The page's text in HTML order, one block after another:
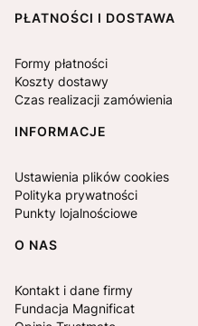
PŁATNOŚCI I DOSTAWA
Formy płatności
Koszty dostawy
Czas realizacji zamówienia
INFORMACJE
Ustawienia plików cookies
Polityka prywatności
Punkty lojalnościowe
O NAS
Kontakt i dane firmy
Fundacja Magnificat